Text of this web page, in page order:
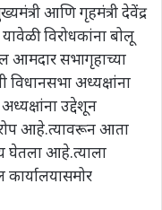
आणि गृहमंत्री देवेंद्र
विरोधकांना बोलू
आमदार सभागृहाच्या
अध्यक्षांना
उद्देशून
आहे.त्यावरून आता
घेतला आहे.त्याला